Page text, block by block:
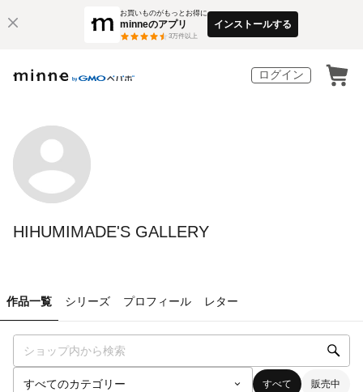
お買いものがもっとお得に
minneのアプリ
3万件以上
インストールする
ログイン
HIHUMIMADE'S GALLERY
作品一覧 シリーズ プロフィール レター
すべて 販売中